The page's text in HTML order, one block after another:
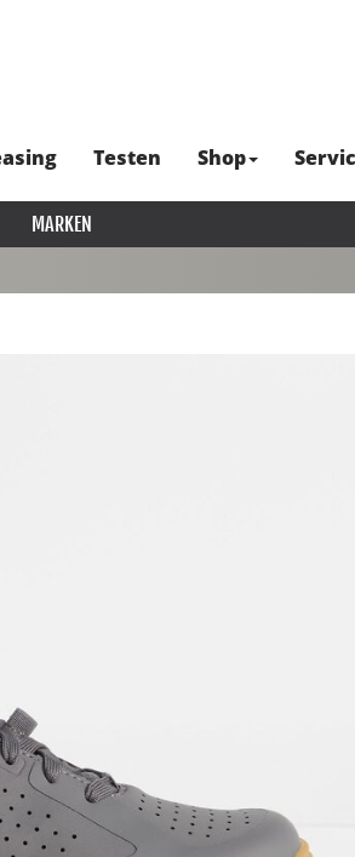
Testen Shop
MARKEN